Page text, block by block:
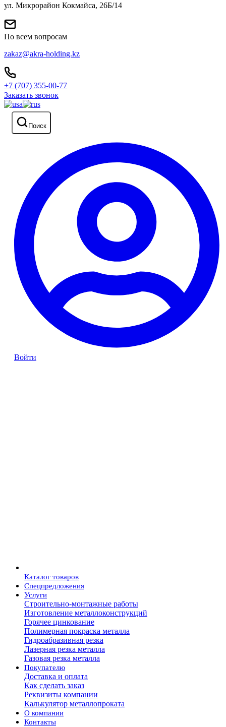
ул. Микрорайон Кокмайса, 26Б/14
По всем вопросам
zakaz@akra-holding.kz
+7 (707) 355-00-77
Заказать звонок
Поиск
Войти
Каталог товаров
Спецпредложения
Услуги
Строительно-монтажные работы
Изготовление металлоконструкций
Горячее цинкование
Полимерная покраска металла
Гидроабразивная резка
Лазерная резка металла
Газовая резка металла
Покупателю
Доставка и оплата
Как сделать заказ
Реквизиты компании
Калькулятор металлопроката
О компании
Контакты